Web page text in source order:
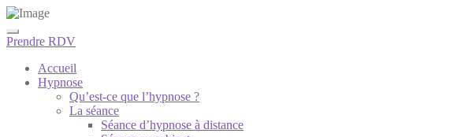
Prendre RDV
Accueil
Hypnose
Qu’est-ce que l’hypnose ?
La séance
Séance d’hypnose à distance